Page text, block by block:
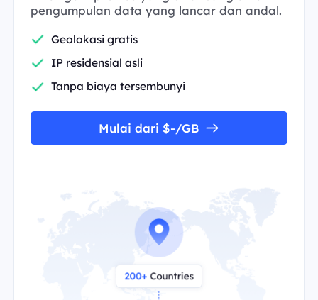
pengumpulan data yang lancar dan andal.
Geolokasi gratis
IP residensial asli
Tanpa biaya tersembunyi
Mulai dari $-/GB